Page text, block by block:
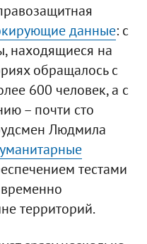
данные: с
находящиеся на
обращалось с
600 человек, а с
– почти сто
Людмила
тестами
территорий.